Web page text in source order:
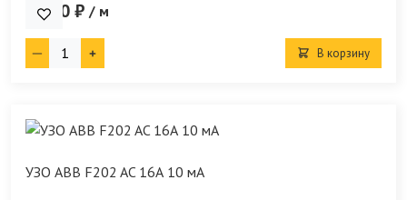
79.00 ₽ / м
В корзину
УЗО ABB F202 AC 16А 10 мА